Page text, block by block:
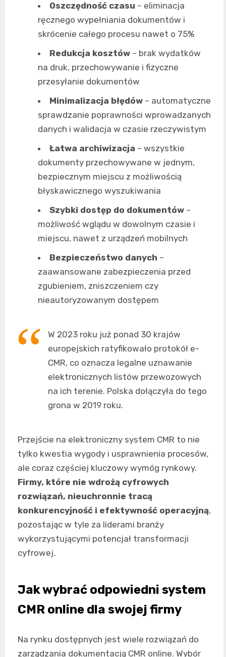
Oszczędność czasu – eliminacja
ręcznego wypełniania dokumentów i
skrócenie całego procesu nawet o 75%
Redukcja kosztów – brak wydatków
na druk, przechowywanie i fizyczne
przesyłanie dokumentów
Minimalizacja błędów – automatyczne
sprawdzanie poprawności wprowadzanych
danych i walidacja w czasie rzeczywistym
Łatwa archiwizacja – wszystkie
dokumenty przechowywane w jednym,
bezpiecznym miejscu z możliwością
błyskawicznego wyszukiwania
Szybki dostęp do dokumentów –
możliwość wglądu w dowolnym czasie i
miejscu, nawet z urządzeń mobilnych
Bezpieczeństwo danych –
zaawansowane zabezpieczenia przed
zgubieniem, zniszczeniem czy
nieautoryzowanym dostępem
W 2023 roku już ponad 30 krajów
europejskich ratyfikowało protokół e-
CMR, co oznacza legalne uznawanie
elektronicznych listów przewozowych
na ich terenie. Polska dołączyła do tego
grona w 2019 roku.
Przejście na elektroniczny system CMR to nie
tylko kwestia wygody i usprawnienia procesów,
ale coraz częściej kluczowy wymóg rynkowy.
Firmy, które nie wdrożą cyfrowych
rozwiązań, nieuchronnie tracą
konkurencyjność i efektywność operacyjną,
pozostając w tyle za liderami branży
wykorzystującymi potencjał transformacji
cyfrowej.
Jak wybrać odpowiedni system
CMR online dla swojej firmy
Na rynku dostępnych jest wiele rozwiązań do
zarządzania dokumentacją CMR online. Wybór